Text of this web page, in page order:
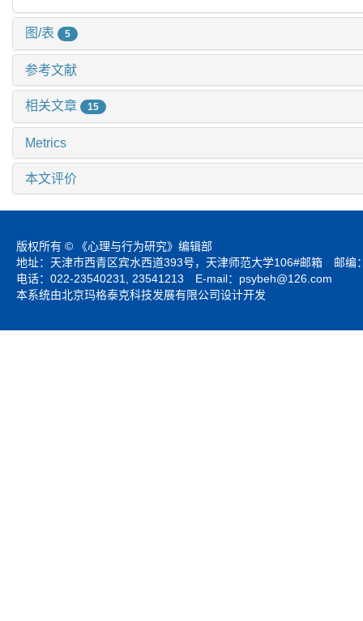
图/表 5
参考文献
相关文章 15
Metrics
本文评价
版权所有 © 《心理与行为研究》编辑部
地址：天津市西青区宾水西道393号，天津师范大学106#邮箱 邮编
电话：022-23540231, 23541213 E-mail： psybeh@126.com
本系统由北京玛格泰克科技发展有限公司设计开发